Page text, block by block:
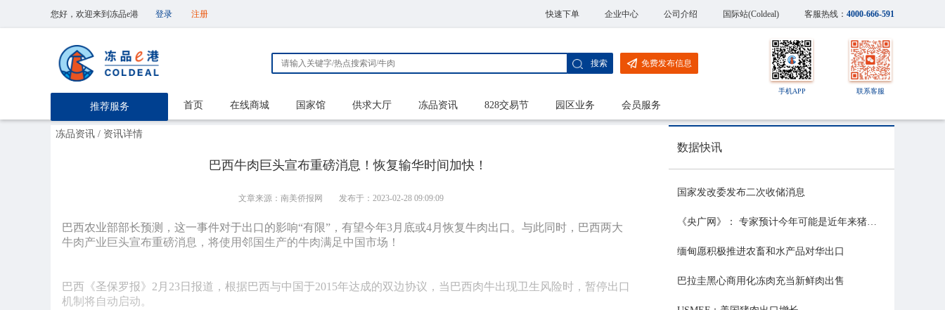
您好，欢迎来到冻品e港 登录 注册 快速下单 企业中心 公司介绍 国际站(Coldeal) 客服热线： 4000-666-591
推荐服务
搜索 免费发布信息
手机APP 联系客服
首页 在线商城 国家馆 供求大厅 冻品资讯 828交易节 园区业务 会员服务
冻品资讯 / 资讯详情
巴西牛肉巨头宣布重磅消息！恢复输华时间加快！
文章来源：南美侨报网 发布于：2023-02-28 09:09:09
巴西农业部部长预测，这一事件对于出口的影响“有限”，有望今年3月底或4月恢复牛肉出口。与此同时，巴西两大
牛肉产业巨头宣布重磅消息，将使用邻国生产的牛肉满足中国市场！
巴西《圣保罗报》2月23日报道，根据巴西与中国于2015年达成的双边协议，当巴西肉牛出现卫生风险时，暂停出口
机制将自动启动。
数据快讯
国家发改委发布二次收储消息
《央广网》： 专家预计今年可能是近年来猪价最稳的一年
缅甸愿积极推进农畜和水产品对华出口
巴拉圭黑心商用化冻肉充当新鲜肉出售